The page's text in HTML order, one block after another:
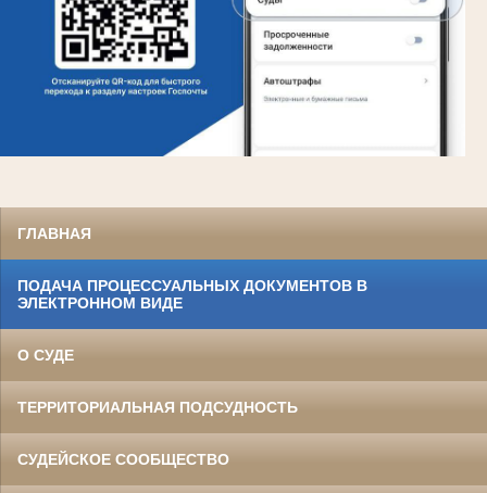
ГЛАВНАЯ
ПОДАЧА ПРОЦЕССУАЛЬНЫХ ДОКУМЕНТОВ В
ЭЛЕКТРОННОМ ВИДЕ
О СУДЕ
ТЕРРИТОРИАЛЬНАЯ ПОДСУДНОСТЬ
СУДЕЙСКОЕ СООБЩЕСТВО